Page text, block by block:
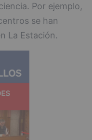
Por ejemplo,
se han
La Estación.